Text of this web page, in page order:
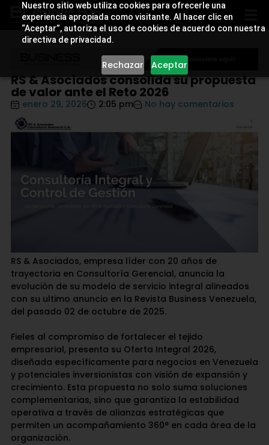
Nuestro sitio web utiliza cookies para ofrecerle una
experiencia apropiada como visitante. Al hacer clic en
“Aceptar”, autoriza el uso de cookies de acuerdo con nuestra
directiva de privacidad.
Rechazar Aceptar
RS & Asociados consolida su propuesta
de valor ante el Reto 2026
enero 29, 2026 2:05 pm No hay comentarios
RS & Asociados, empresa líder con 20 años de
trayectoria en Consultoría Gerencial, anuncia la
evolución de su modelo de servicio integral alineados
con su ultimo anuncio en la Revista Business Venezuela,
del pasado 02 de octubre de 2025.
Fieles al compromiso de fortalecer el tejido
empresarial, presenta su Oferta Integral 2026,
diseñada específicamente para negocios en Venezuela
y potenciales inversionistas con visión de expansión y
crecimiento. Esta propuesta no solo suma soluciones
complementarias, sino que garantiza la estabilidad
operativa a través de alianzas estratégicas que
permiten un acompañamiento 360° en cada área de la
organización.